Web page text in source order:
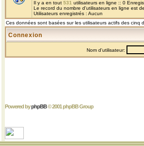
Il y a en tout 531 utilisateurs en ligne :: 0
Le record du nombre d'utilisateurs en ligne est de
Utilisateurs enregistrés : Aucun
Ces données sont basées sur les utilisateurs actifs des cinq
Connexion
Nom d'utilisateur:
Powered byphpBB© 2001 phpBB Group